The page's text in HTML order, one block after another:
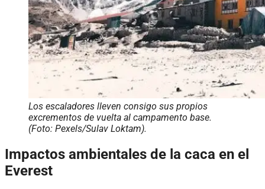
Los escaladores lleven consigo sus propios
excrementos de vuelta al campamento base.
(Foto: Pexels/Sulav Loktam).
Impactos ambientales de la caca en el
Everest